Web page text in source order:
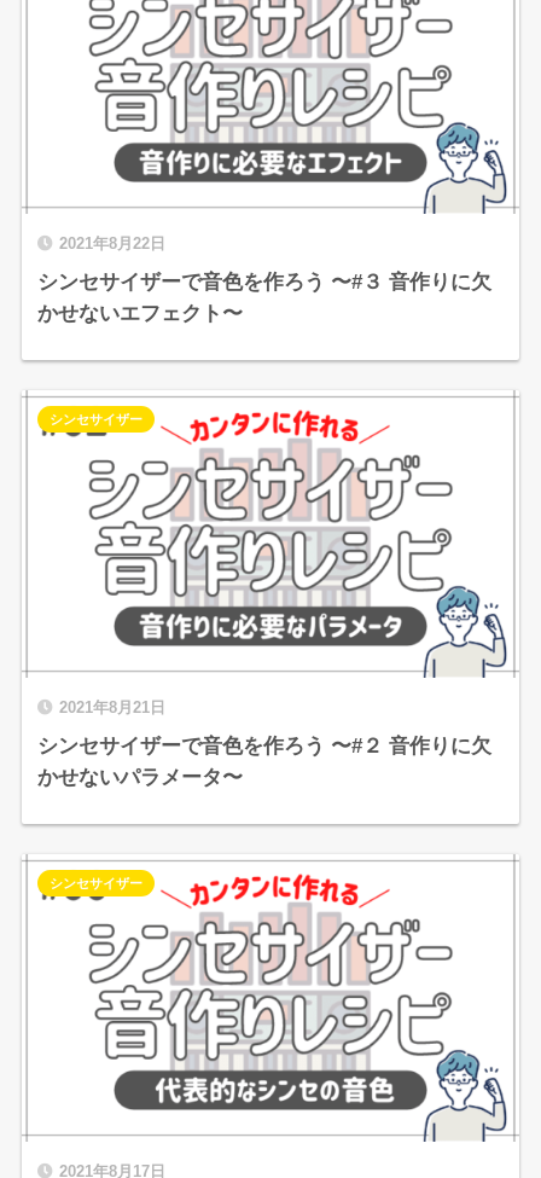
2021年8月22日
シンセサイザーで音色を作ろう 〜#３ 音作りに欠
かせないエフェクト〜
2021年8月21日
シンセサイザーで音色を作ろう 〜#２ 音作りに欠
かせないパラメータ〜
シンセサイザー
2021年8月17日
シンセサイザー